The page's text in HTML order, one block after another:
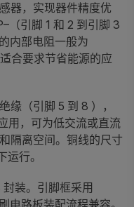
器，实现器件精度优
（引脚 1 和 2 到引脚 3
内部电阻一般为
合要求节省能源的应
缘（引脚 5 到 8 ），
用，可为低交流或直流
隔离空间。铜线的尺寸
行。
装。引脚框采用